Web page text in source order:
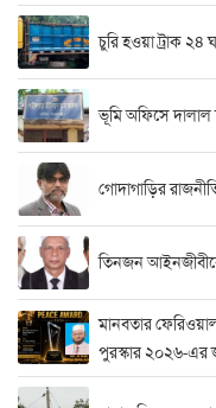
চুরি হওয়া ট্রাক ২৪
ভূমি অফিসে দালাল
গোদাগাড়ির
তিনজন
মানবতার
পুরস্কার ২০২৬-এর